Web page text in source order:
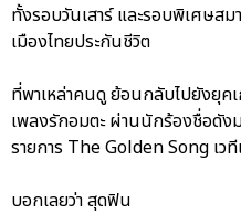
ทั้งรอบวันเสาร์ และรอบพิเศษส
เมืองไทยประกันชีวิต
ที่พาเหล่าคนดู ย้อนกลับไปยังยุค
เพลงรักอมตะ ผ่านนักร้องชื่อดัง
รายการ The Golden Song เวที
บอกเลยว่า สุดฟิน